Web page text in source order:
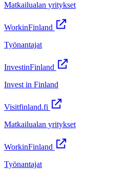
Matkailualan yritykset
WorkinFinland
Työnantajat
InvestinFinland
Invest in Finland
Visitfinland.fi
Matkailualan yritykset
WorkinFinland
Työnantajat